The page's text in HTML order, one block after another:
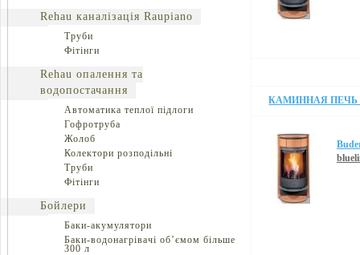
Rehau каналізація Raupiano
Труби
Фітінги
Rehau опалення та
водопостачання
Автоматика теплої підлоги
Гофротруба
Жолоб
Колектори розподільні
Труби
Фітінги
Бойлери
Баки-акумулятори
Баки-водонагрівачі об’ємом більше
300 л
КАМИННАЯ ПЕЧЬ